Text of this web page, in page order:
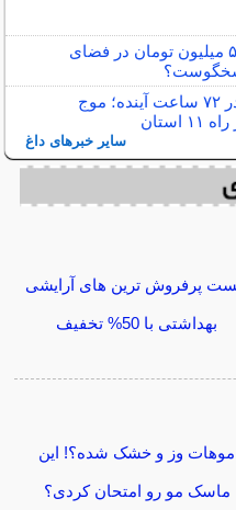
داروی ۱۲ میلیونی، ۵۵ میلیون تومان در فضای
وضعیت جوی کشور در ۷۲ ساعت آینده؛ موج
سایر خبرهای داغ
پرفروش ترین های آرایشی
بهداشتی با 50% تخفیف
موهات وز و خشک شده؟! این
ماسک مو رو امتحان کردی؟